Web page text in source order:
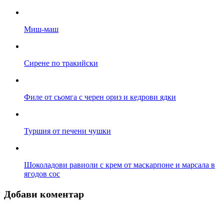
Миш-маш
Сирене по тракийски
Филе от сьомга с черен ориз и кедрови ядки
Туршия от печени чушки
Шоколадови равиоли с крем от маскарпоне и марсала в
ягодов сос
Добави коментар